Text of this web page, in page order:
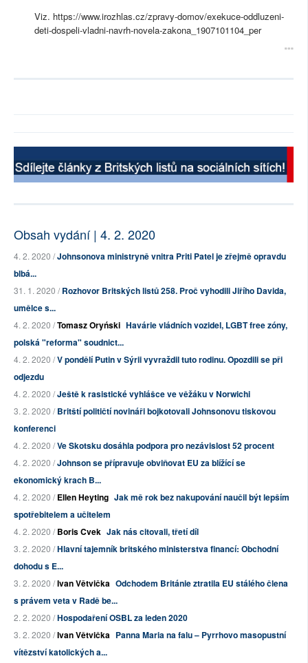
Viz. https://www.irozhlas.cz/zpravy-domov/exekuce-oddluzeni-
deti-dospeli-vladni-navrh-novela-zakona_1907101104_per
Obsah vydání | 4. 2. 2020
4. 2. 2020 /Johnsonova ministryně vnitra Priti Patel je zřejmě opravdu
blbá...
31. 1. 2020 /Rozhovor Britských listů 258. Proč vyhodili Jiřího Davida,
umělce s...
4. 2. 2020 /Tomasz Oryński Havárie vládních vozidel, LGBT free zóny,
polská "reforma" soudnict...
4. 2. 2020 /V pondělí Putin v Sýrii vyvraždil tuto rodinu. Opozdili se při
odjezdu
4. 2. 2020 /Ještě k rasistické vyhlášce ve věžáku v Norwichi
3. 2. 2020 /Britští političtí novináři bojkotovali Johnsonovu tiskovou
konferenci
4. 2. 2020 /Ve Skotsku dosáhla podpora pro nezávislost 52 procent
4. 2. 2020 /Johnson se přípravuje obviňovat EU za blížící se
ekonomický krach B...
4. 2. 2020 /Ellen Heyting Jak mě rok bez nakupování naučil být lepším
spotřebitelem a učitelem
4. 2. 2020 /Boris Cvek Jak nás citovali, třetí díl
3. 2. 2020 /Hlavní tajemník britského ministerstva financí: Obchodní
dohodu s E...
3. 2. 2020 /Ivan Větvička Odchodem Británie ztratila EU stálého člena
s právem veta v Radě be...
2. 2. 2020 /Hospodaření OSBL za leden 2020
3. 2. 2020 /Ivan Větvička Panna Maria na falu – Pyrrhovo masopustní
vítězství katolických a...